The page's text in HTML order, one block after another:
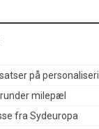
på
milepæl
fra Sydeuropa